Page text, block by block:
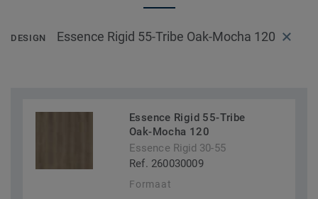
DESIGN Essence Rigid 55-Tribe Oak-Mocha 120
Essence Rigid 55-Tribe
Oak-Mocha 120
Essence Rigid 30-55
Ref. 260030009
Formaat